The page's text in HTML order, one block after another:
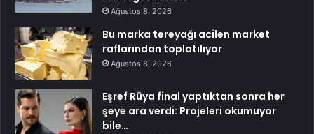
Ağustos 8, 2026
Bu marka tereyağı acilen market
raflarından toplatılıyor
Ağustos 8, 2026
Eşref Rüya final yaptıktan sonra her
şeye ara verdi: Projeleri okumuyor
bile…